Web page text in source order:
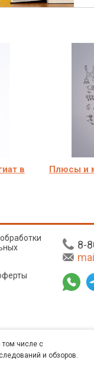
в
Плюсы и
8-
«Attribution»
том числе с
и обзоров.